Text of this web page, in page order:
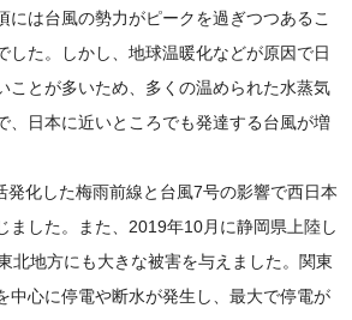
には台風の勢力がピークを過ぎつつあるこ
した。しかし、地球温暖化などが原因で日
ことが多いため、多くの温められた水蒸気
、日本に近いところでも発達する台風が増
発化した梅雨前線と台風7号の影響で西日本
ました。また、2019年10月に静岡県上陸し
北地方にも大きな被害を与えました。関東
中心に停電や断水が発生し、最大で停電が